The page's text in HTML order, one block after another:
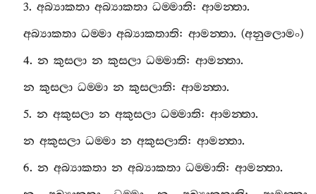
3. අබ්‍යාකතා අබ්‍යාකතා ධම‍්මාති: ආමන‍්තා.
අබ්‍යාකතා ධම‍්මා අබ්‍යාකතාති: ආමන‍්තා. (අනුලොමං)
4. න කුසලා න කුසලා ධම‍්මාති: ආමන‍්තා.
න කුසලා ධම‍්මා න කුසලාති: ආමන‍්තා.
5. න අකුසලා න අකුසලා ධම‍්මාති: ආමන‍්තා.
න අකුසලා ධම‍්මා න අකුසලාති: ආමන‍්තා.
6. න අබ්‍යාකතා න අබ්‍යාකතා ධම‍්මාති: ආමන‍්තා.